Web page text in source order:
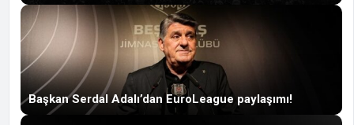
Başkan Serdal Adalı’dan EuroLeague paylaşımı!